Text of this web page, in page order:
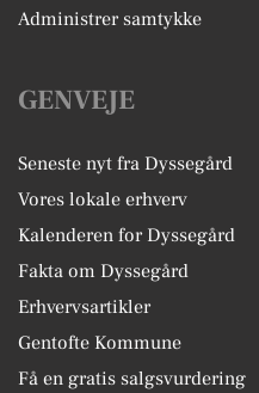
Administrer samtykke
GENVEJE
Seneste nyt fra Dyssegård
Vores lokale erhverv
Kalenderen for Dyssegård
Fakta om Dyssegård
Erhvervsartikler
Gentofte Kommune
Få en gratis salgsvurdering